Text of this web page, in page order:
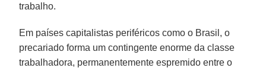
trabalho.
Em países capitalistas periféricos como o Brasil, o
precariado forma um contingente enorme da classe
trabalhadora, permanentemente espremido entre o